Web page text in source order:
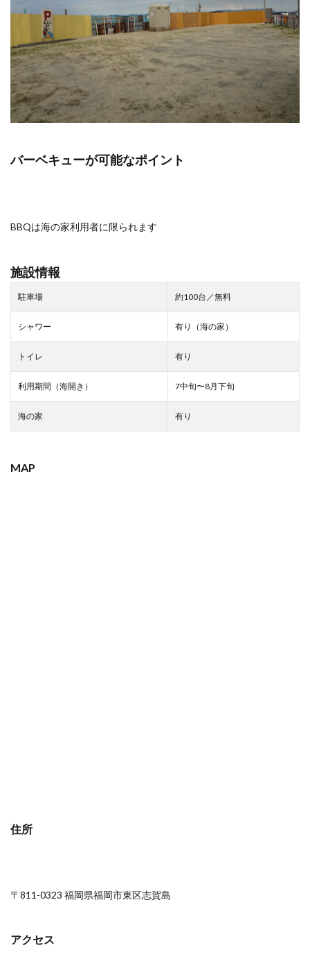
バーベキューが可能なポイント
BBQは海の家利用者に限られます
施設情報
駐車場 約100台／無料
シャワー 有り（海の家）
トイレ 有り
利用期間（海開き） 7中旬〜8月下旬
海の家 有り
MAP
住所
〒811-0323 福岡県福岡市東区志賀島
アクセス